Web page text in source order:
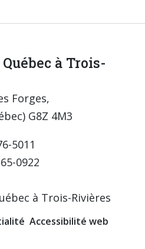
à Trois-
Forges,
G8Z 4M3
5011
0922
à Trois-Rivières
Accessibilité web